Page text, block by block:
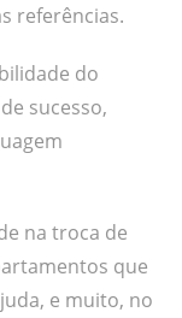
referências.
do
sucesso,
na troca de
que
e muito, no